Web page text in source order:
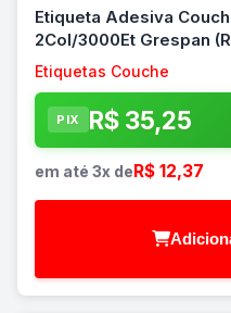
Etiqueta Adesiva
2Col/3000Et Grespan
Etiquetas Couche
PIX R$ 35,25
em até 3x deR$ 12,37